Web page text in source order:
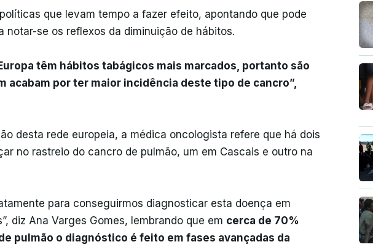
que levam tempo a fazer efeito, apontando que pode
notar-se os reflexos da diminuição de hábitos.
têm hábitos tabágicos mais marcados, portanto são
acabam por ter maior incidência deste tipo de cancro”,
desta rede europeia, a médica oncologista refere que há dois
no rastreio do cancro de pulmão, um em Cascais e outro na
para conseguirmos diagnosticar esta doença em
diz Ana Varges Gomes, lembrando que em cerca de 70%
pulmão o diagnóstico é feito em fases avançadas da